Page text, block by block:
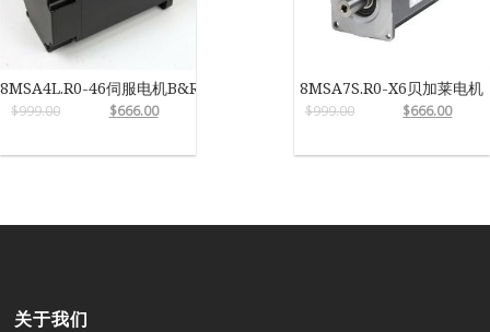
8MSA4L.R0-46伺服电机B&R
$999.00 $666.00
8MSA7S.R0-X6贝加莱电机
$999.00 $666.00
关于我们